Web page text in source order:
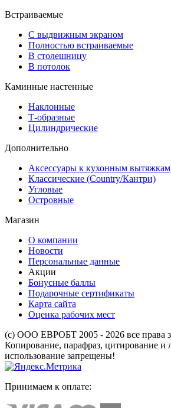
Встраиваемые
С выдвижным экраном
Полностью встраиваемые
В столешницу
В потолок
Каминные настенные
Наклонные
Т-образные
Цилиндрические
Дополнительно
Аксессуары к кухонным вытяжкам
Классические (Country/Кантри)
Угловые
Островные
Магазин
О компании
Новости
Персональные данные
Акции
Бонусные баллы
Подарочные сертификаты
Карта сайта
Оценка рабочих мест
(с) ООО ЕВРОБТ 2005 - 2026 все права
Копирование, парафраз, цитирование и
использование запрещены!
Принимаем к оплате: